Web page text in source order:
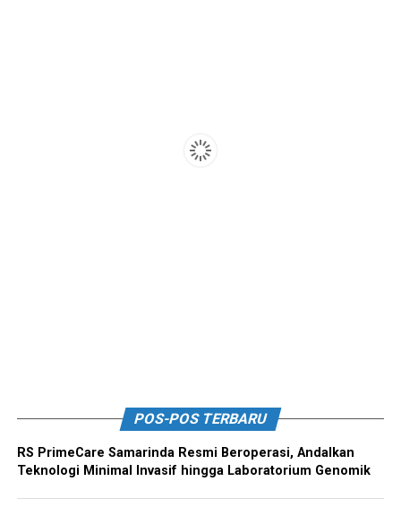
POS-POS TERBARU
RS PrimeCare Samarinda Resmi Beroperasi, Andalkan
Teknologi Minimal Invasif hingga Laboratorium Genomik